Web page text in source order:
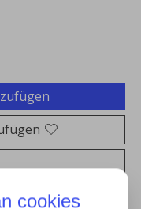
cookies